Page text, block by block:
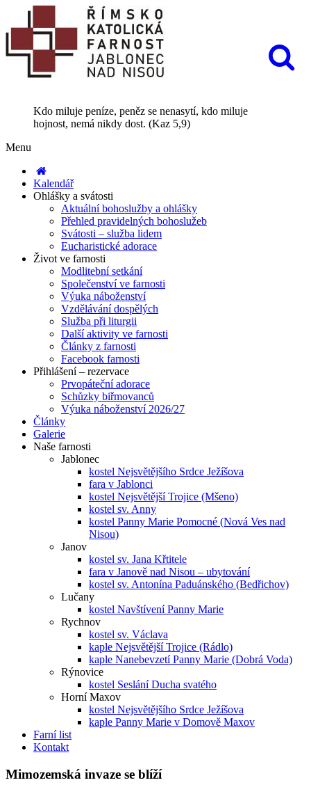
Kdo miluje peníze, peněz se nenasytí, kdo miluje
hojnost, nemá nikdy dost. (Kaz 5,9)
Menu
Kalendář
Ohlášky a svátosti
Aktuální bohoslužby a ohlášky
Přehled pravidelných bohoslužeb
Svátosti – služba lidem
Eucharistické adorace
Život ve farnosti
Modlitební setkání
Společenství ve farnosti
Výuka náboženství
Vzdělávání dospělých
Služba při liturgii
Další aktivity ve farnosti
Články z farnosti
Facebook farnosti
Přihlášení – rezervace
Prvopáteční adorace
Schůzky biřmovanců
Výuka náboženství 2026/27
Články
Galerie
Naše farnosti
Jablonec
kostel Nejsvětějšího Srdce Ježíšova
fara v Jablonci
kostel Nejsvětější Trojice (Mšeno)
kostel sv. Anny
kostel Panny Marie Pomocné (Nová Ves nad
Nisou)
Janov
kostel sv. Jana Křtitele
fara v Janově nad Nisou – ubytování
kostel sv. Antonína Paduánského (Bedřichov)
Lučany
kostel Navštívení Panny Marie
Rychnov
kostel sv. Václava
kaple Nejsvětější Trojice (Rádlo)
kaple Nanebevzetí Panny Marie (Dobrá Voda)
Rýnovice
kostel Seslání Ducha svatého
Horní Maxov
kostel Nejsvětějšího Srdce Ježíšova
kaple Panny Marie v Domově Maxov
Farní list
Kontakt
Mimozemská invaze se blíží